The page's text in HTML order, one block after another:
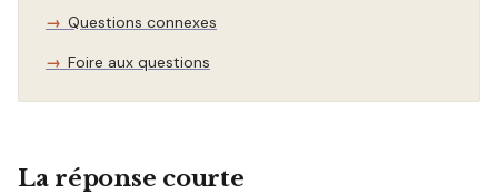
Questions connexes
Foire aux questions
La réponse courte